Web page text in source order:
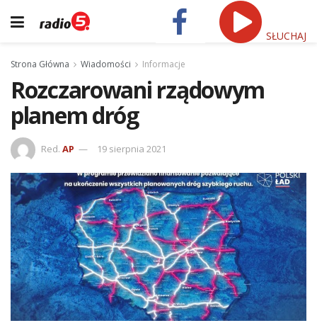
SŁUCHAJ
Strona Główna Wiadomości Informacje
Rozczarowani rządowym
planem dróg
Red. AP 19 sierpnia 2021